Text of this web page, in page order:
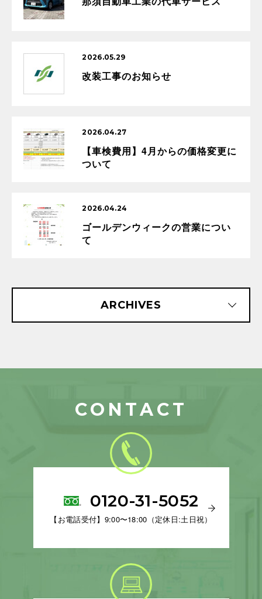
2026.05.29
改装工事のお知らせ
2026.04.27
【車検費用】4月からの価格変更に
ついて
2026.04.24
ゴールデンウィークの営業につい
て
ARCHIVES
CONTACT
0120-31-5052
【お電話受付】9:00〜18:00（定休日:土日祝）